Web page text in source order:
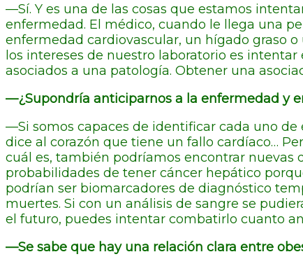
—Sí. Y es una de las cosas que estamos
enfermedad. El médico, cuando le llega una
enfermedad cardiovascular, un hígado graso o
los intereses de nuestro laboratorio es
asociados a una patología. Obtener una
—¿Supondría anticiparnos a la enfermedad y
—Si somos capaces de identificar cada uno
dice al corazón que tiene un fallo cardíaco…
cuál es, también podríamos encontrar nuevas
probabilidades de tener cáncer hepático
podrían ser biomarcadores de diagnóstico
muertes. Si con un análisis de sangre se
el futuro, puedes intentar combatirlo cuanto
—Se sabe que hay una relación clara entre